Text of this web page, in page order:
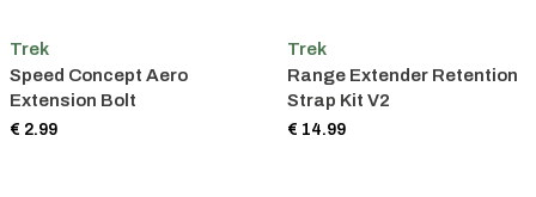
Trek
Speed Concept Aero
Extension Bolt
€ 2.99
Trek
Range Extender Retention
Strap Kit V2
€ 14.99